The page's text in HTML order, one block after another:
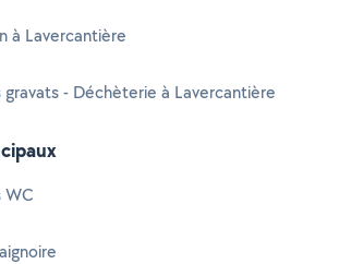
à Lavercantière
gravats - Déchèterie à Lavercantière
WC